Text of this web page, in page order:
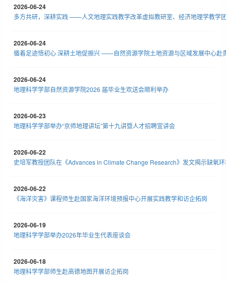
2026-06-24
多方共研，深耕实践 ——人文地理实践教学改革虚拟教研室、经济地理学教学
2026-06-24
循着足迹悟初心 深耕土地促振兴 ——自然资源学院土地资源与区域发展中心赴
2026-06-24
地理科学学部自然资源学院2026 届毕业生欢送会顺利举办
2026-06-23
地理科学学部举办“京师地理讲坛”第十九讲暨人才招聘宣讲会
2026-06-22
2026-06-22
《海洋灾害》课程师生赴国家海洋环境预报中心开展实践教学和访企拓岗
2026-06-19
地理科学学部举办2026年毕业生代表座谈会
2026-06-18
地理科学学部师生赴高德地图开展访企拓岗